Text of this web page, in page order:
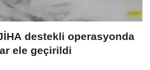
destekli operasyonda
ele geçirildi